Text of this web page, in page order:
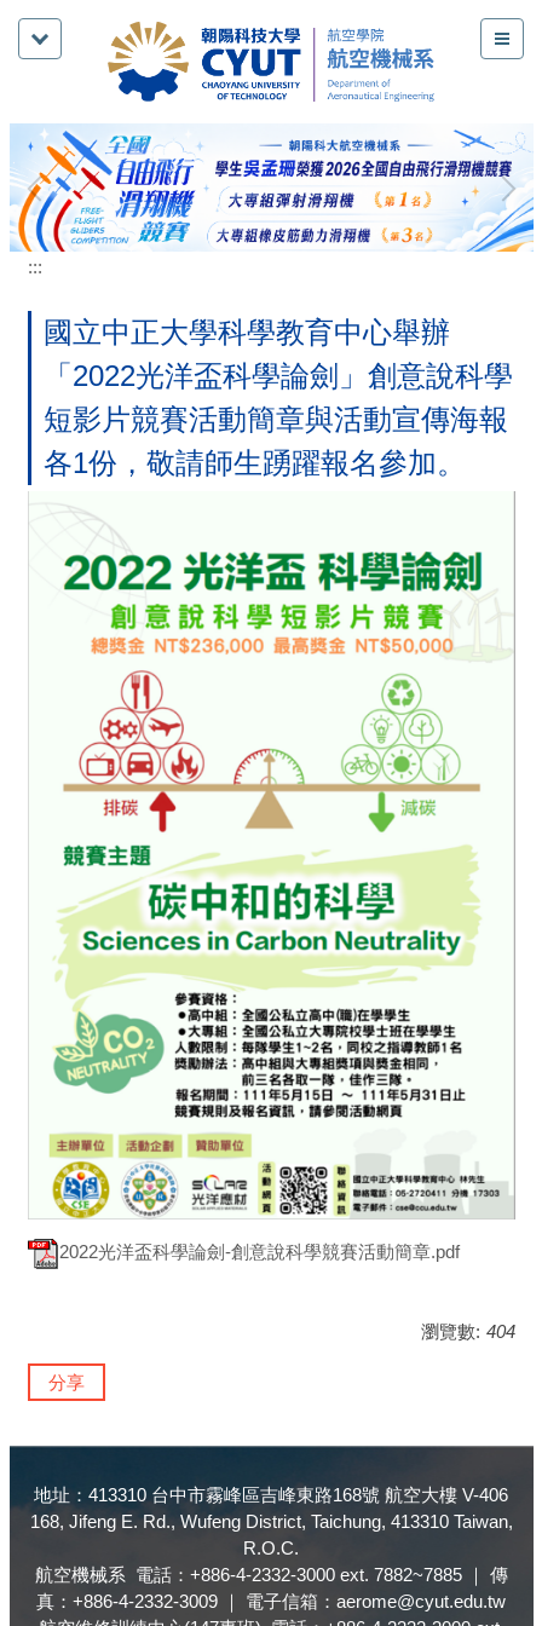
跳
內
容
區
:::
國立中正大學科學教育中心舉辦
「2022光洋盃科學論劍」創意說科學
短影片競賽活動簡章與活動宣傳海報
各1份，敬請師生踴躍報名參加。
2022光洋盃科學論劍-創意說科學競賽活動簡章.pdf
瀏覽數: 404
分享
地址：413310 台中市霧峰區吉峰東路168號 航空大樓 V-406
168, Jifeng E. Rd., Wufeng District, Taichung, 413310 Taiwan,
R.O.C.
航空機械系 電話：+886-4-2332-3000 ext. 7882~7885 ｜ 傳
真：+886-4-2332-3009 ｜ 電子信箱：aerome@cyut.edu.tw